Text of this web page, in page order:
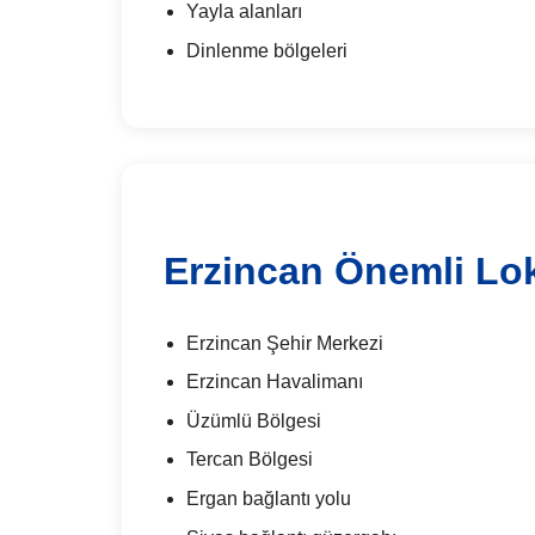
Yayla alanları
Dinlenme bölgeleri
Erzincan Önemli
Erzincan Şehir Merkezi
Erzincan Havalimanı
Üzümlü Bölgesi
Tercan Bölgesi
Ergan bağlantı yolu